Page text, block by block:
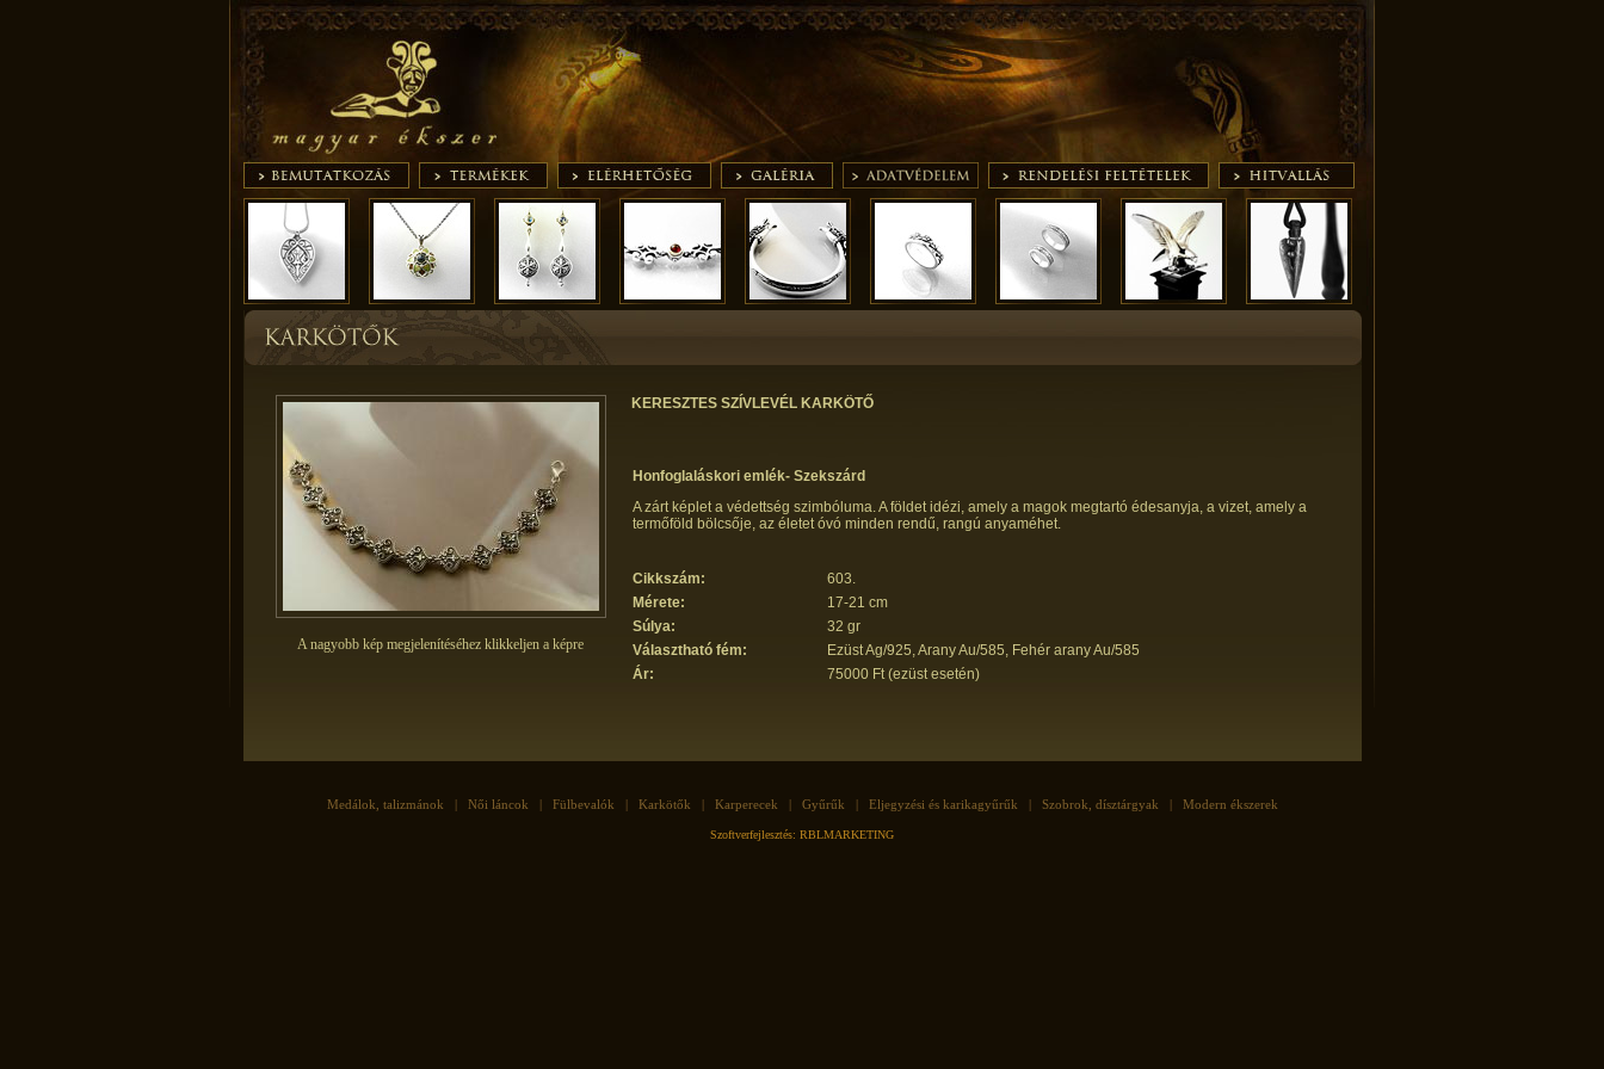
A nagyobb kép megjelenítéséhez klikkeljen a képre
KERESZTES SZÍVLEVÉL KARKÖTŐ
Honfoglaláskori emlék- Szekszárd
A zárt képlet a védettség szimbóluma. A földet idézi, amely a magok megtartó édesanyja, a vizet, amely a
termőföld bölcsője, az életet óvó minden rendű, rangú anyaméhet.
Cikkszám:
603.
Mérete:
17-21 cm
Súlya:
32 gr
Választható fém:
Ezüst Ag/925, Arany Au/585, Fehér arany Au/585
Ár:
75000 Ft (ezüst esetén)
Medálok, talizmánok | Női láncok | Fülbevalók | Karkötők | Karperecek | Gyűrűk | Eljegyzési és karikagyűrűk | Szobrok, dísztárgyak | Modern ékszerek
Szoftverfejlesztés: RBLMARKETING